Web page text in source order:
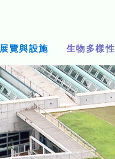
展覽與設施 生物多樣性